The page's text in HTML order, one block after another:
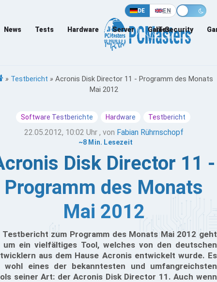
DE EN
News Tests Hardware Server Games
IT-Security
» Testbericht » Acronis Disk Director 11 - Programm des Monats
Mai 2012
Software Testberichte Hardware Testbericht
22.05.2012, 10:02 Uhr , von Fabian Rührnschopf
~8 Min. Lesezeit
Disk Director 11 -
Programm des Monats
Mai 2012
Testbericht zum Programm des Monats Mai 2012 geht
um ein vielfältiges Tool, welches von den deutschen
aus dem Hause Acronis entwickelt wurde. Es
wohl eines der bekanntesten und umfangreichsten
seiner Art: der Acronis Disk Director 11. Auch wenn